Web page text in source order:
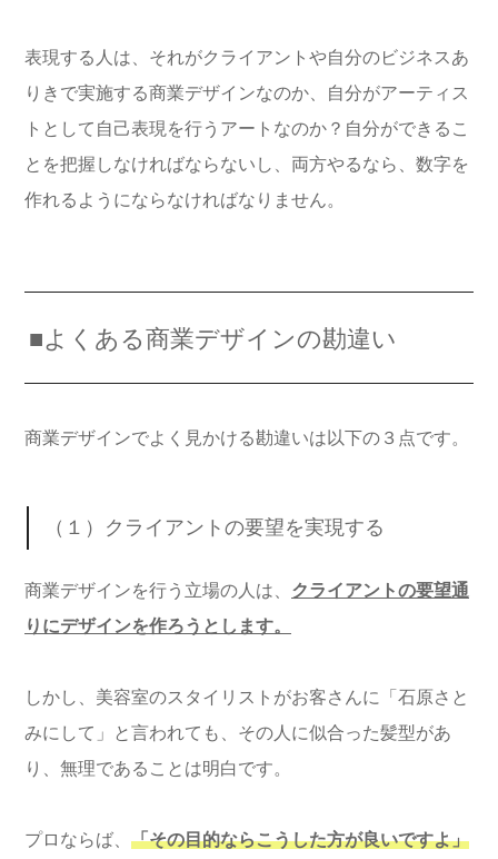
表現する人は、それがクライアントや自分のビジネスあ
りきで実施する商業デザインなのか、自分がアーティス
トとして自己表現を行うアートなのか？自分ができるこ
とを把握しなければならないし、両方やるなら、数字を
作れるようにならなければなりません。
■よくある商業デザインの勘違い
商業デザインでよく見かける勘違いは以下の３点です。
（１）クライアントの要望を実現する
商業デザインを行う立場の人は、 クライアントの要望通
りにデザインを作ろうとします。
しかし、美容室のスタイリストがお客さんに「石原さと
みにして」と言われても、その人に似合った髪型があ
り、無理であることは明白です。
プロならば、 「その目的ならこうした方が良いですよ」